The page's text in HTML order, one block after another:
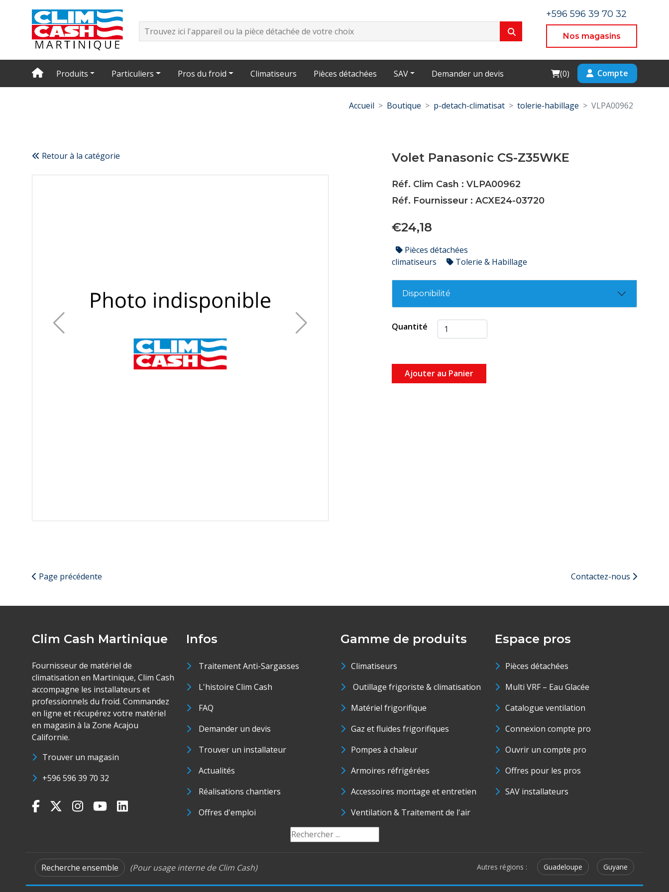
+596 596 39 70 32
Nos magasins
Produits Particuliers Pros du froid Climatiseurs Pièces détachées SAV Demander un devis Cart
(0) Compte
Accueil Boutique p-detach-climatisat tolerie-habillage VLPA00962
Retour à la catégorie Volet Panasonic CS-Z35WKE
Réf. Clim Cash : VLPA00962
Réf. Fournisseur : ACXE24-03720
€24,18
Pièces détachées
climatiseurs
Tolerie & Habillage
Disponibilité
Quantité
Ajouter au Panier
Page précédente Contactez-nous
Clim Cash Martinique
Fournisseur de matériel de
climatisation en Martinique, Clim Cash
accompagne les installateurs et
professionnels du froid. Commandez
en ligne et récupérez votre matériel
en magasin à la Zone Acajou
Californie.
Trouver un magasin
+596 596 39 70 32
Infos
Traitement Anti-Sargasses
L'histoire Clim Cash
FAQ
Demander un devis
Trouver un installateur
Actualités
Réalisations chantiers
Offres d'emploi
Gamme de produits
Climatiseurs
Outillage frigoriste & climatisation
Matériel frigorifique
Gaz et fluides frigorifiques
Pompes à chaleur
Armoires réfrigérées
Accessoires montage et entretien
Ventilation & Traitement de l'air
Espace pros
Pièces détachées
Multi VRF – Eau Glacée
Catalogue ventilation
Connexion compte pro
Ouvrir un compte pro
Offres pour les pros
SAV installateurs
Recherche ensemble (Pour usage interne de Clim Cash) Autres régions : Guadeloupe Guyane